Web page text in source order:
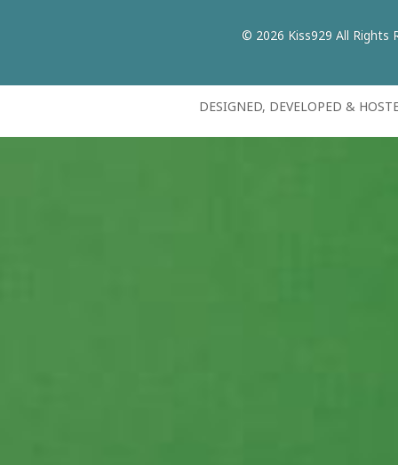
© 2026 Kiss929 All Rights
DESIGNED, DEVELOPED &